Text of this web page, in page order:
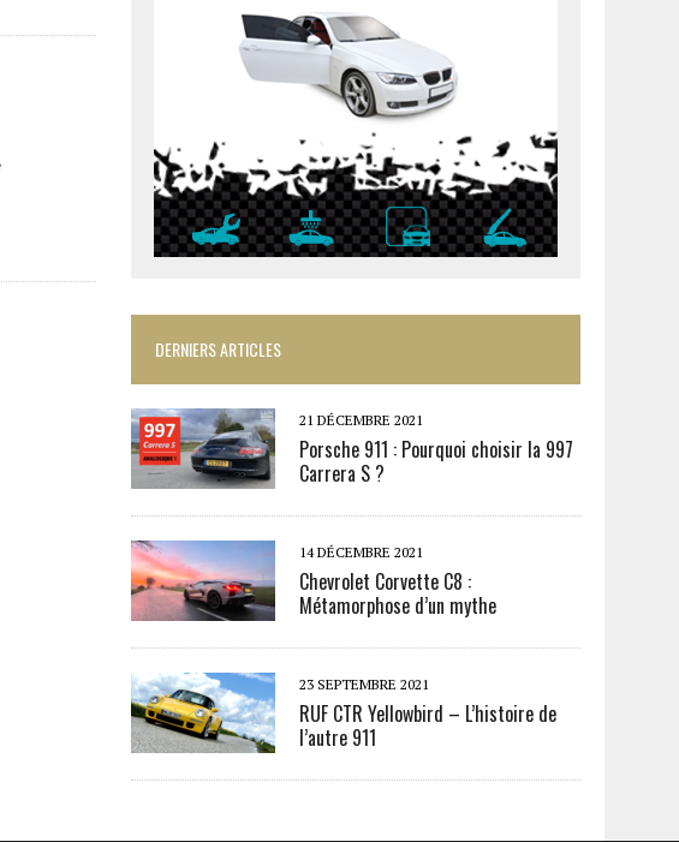
DERNIERS ARTICLES
21 DÉCEMBRE 2021
Porsche 911 : Pourquoi choisir la 997
Carrera S ?
14 DÉCEMBRE 2021
Chevrolet Corvette C8 :
Métamorphose d’un mythe
23 SEPTEMBRE 2021
RUF CTR Yellowbird – L’histoire de
l’autre 911